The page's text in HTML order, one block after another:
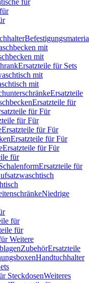
für
mit
mit
Ersatzteile für Sets
mit
mit
Ersatzteile
Ersatzteile für
für Für
für Für
Ersatzteile für Für
Ersatzteile für Für
Ersatzteile für Für
für
Ersatzteile für
Niedrige
für
für
Weitere
ZubehörErsatzteile
Handtuchhalter
SteckdosenWeiteres